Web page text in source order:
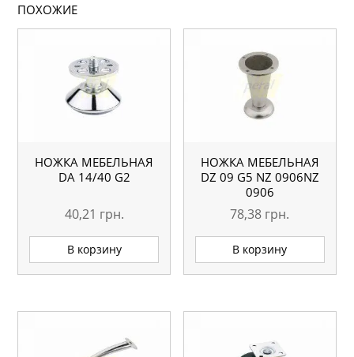
ПОХОЖИЕ
НОЖКА МЕБЕЛЬНАЯ
DA 14/40 G2
40,21 грн.
В корзину
НОЖКА МЕБЕЛЬНАЯ
DZ 09 G5 NZ 0906NZ
0906
78,38 грн.
В корзину